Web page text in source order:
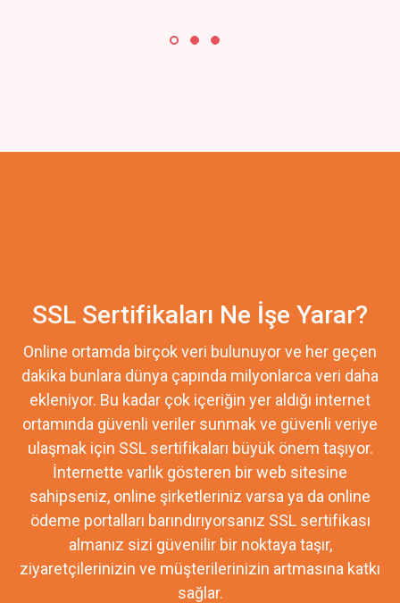
SSL Sertifikaları Ne İşe Yarar?
Online ortamda birçok veri bulunuyor ve her geçen
dakika bunlara dünya çapında milyonlarca veri daha
ekleniyor. Bu kadar çok içeriğin yer aldığı internet
ortamında güvenli veriler sunmak ve güvenli veriye
ulaşmak için SSL sertifikaları büyük önem taşıyor.
İnternette varlık gösteren bir web sitesine
sahipseniz, online şirketleriniz varsa ya da online
ödeme portalları barındırıyorsanız SSL sertifikası
almanız sizi güvenilir bir noktaya taşır,
ziyaretçilerinizin ve müşterilerinizin artmasına katkı
sağlar.